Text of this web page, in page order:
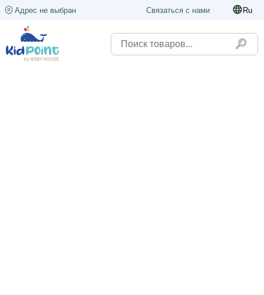
Адрес не выбран Связаться с нами Ru